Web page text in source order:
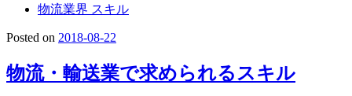
物流業界 スキル
Posted on 2018-08-22
物流・輸送業で求められるスキル